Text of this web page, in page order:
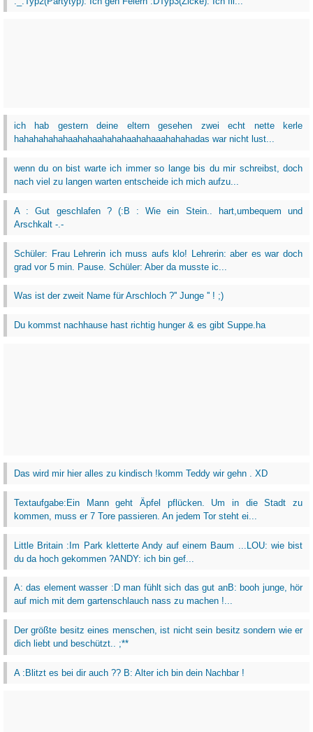
ich hab gestern deine eltern gesehen zwei echt nette kerle
hahahahahahaahahaahahahaahahaaahahahadas war nicht lust...
wenn du on bist warte ich immer so lange bis du mir schreibst, doch
nach viel zu langen warten entscheide ich mich aufzu...
A : Gut geschlafen ? (:B : Wie ein Stein.. hart,umbequem und
Arschkalt -.-
Schüler: Frau Lehrerin ich muss aufs klo! Lehrerin: aber es war doch
grad vor 5 min. Pause. Schüler: Aber da musste ic...
Was ist der zweit Name für Arschloch ?'' Junge '' ! ;)
Du kommst nachhause hast richtig hunger & es gibt Suppe.ha
Das wird mir hier alles zu kindisch !komm Teddy wir gehn . XD
Textaufgabe:Ein Mann geht Äpfel pflücken. Um in die Stadt zu
kommen, muss er 7 Tore passieren. An jedem Tor steht ei...
Little Britain :Im Park kletterte Andy auf einem Baum ...LOU: wie bist
du da hoch gekommen ?ANDY: ich bin gef...
A: das element wasser :D man fühlt sich das gut anB: booh junge, hör
auf mich mit dem gartenschlauch nass zu machen !...
Der größte besitz eines menschen, ist nicht sein besitz sondern wie er
dich liebt und beschützt.. ;**
A :Blitzt es bei dir auch ?? B: Alter ich bin dein Nachbar !